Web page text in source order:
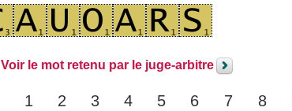
Voir le mot retenu par le juge-arbitre
1 2 3 4 5 6 7 8